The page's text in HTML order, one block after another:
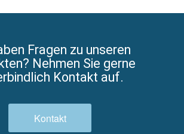
Fragen zu unseren
Nehmen Sie gerne
Kontakt auf.
Kontakt